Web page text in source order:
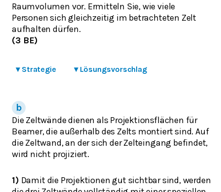
Raumvolumen vor. Ermitteln Sie, wie viele
Personen sich gleichzeitig im betrachteten Zelt
aufhalten dürfen.
(3 BE)
▾ Strategie ▾ Lösungsvorschlag
Die Zeltwände dienen als Projektionsflächen für
Beamer, die außerhalb des Zelts montiert sind. Auf
die Zeltwand, an der sich der Zelteingang befindet,
wird nicht projiziert.
1) Damit die Projektionen gut sichtbar sind, werden